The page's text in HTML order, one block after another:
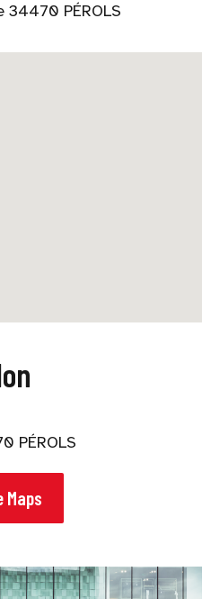
34470 PÉROLS
PÉROLS
Maps